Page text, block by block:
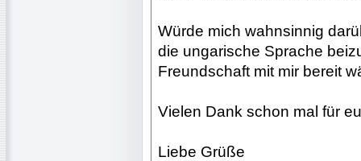
Würde mich wahnsinnig
die ungarische Sprache
Freundschaft mit mir bereit
Vielen Dank schon mal für
Liebe Grüße